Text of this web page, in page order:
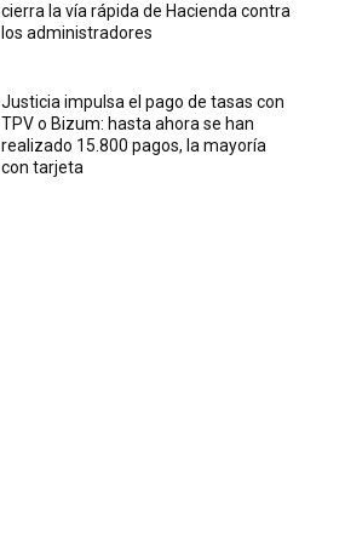
cierra la vía rápida de Hacienda contra
los administradores
Justicia impulsa el pago de tasas con
TPV o Bizum: hasta ahora se han
realizado 15.800 pagos, la mayoría
con tarjeta